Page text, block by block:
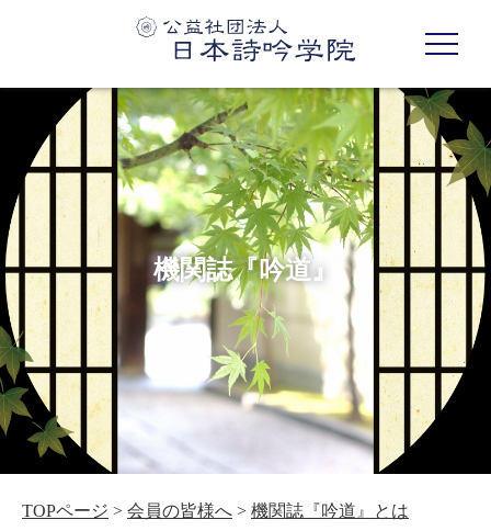
機関誌『吟道』
TOPページ 会員の皆様へ 機関誌『吟道』とは